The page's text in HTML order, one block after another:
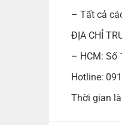
– Tất cả
ĐỊA CHỈ
– HCM: Số
Hotline:
Thời gian